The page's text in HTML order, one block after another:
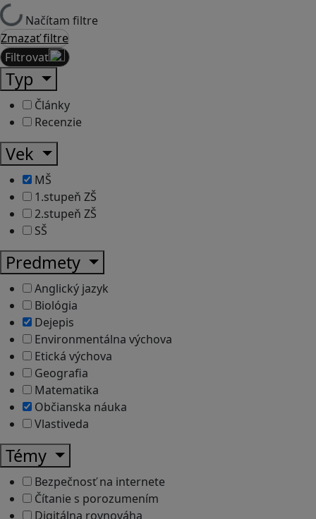
Načítam filtre
Zmazať filtre
Filtrovať
Typ
Články
Recenzie
Vek
MŠ
1.stupeň ZŠ
2.stupeň ZŠ
SŠ
Predmety
Anglický jazyk
Biológia
Dejepis
Environmentálna výchova
Etická výchova
Geografia
Matematika
Občianska náuka
Vlastiveda
Témy
Bezpečnosť na internete
Čítanie s porozumením
Digitálna rovnováha